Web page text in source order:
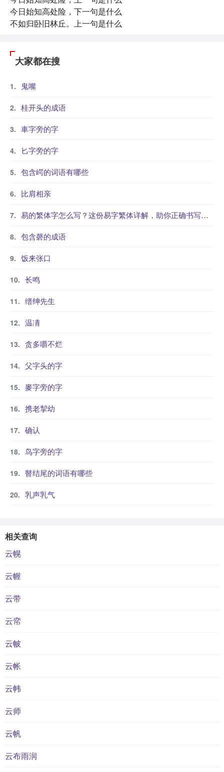
今日始知高处险，下一句是什么
不如归卧旧林丘。上一句是什么
大家都在搜
鬼嘴
桂开头的成语
車字旁的字
匕字旁的字
包含崿的词语有哪些
比肩相亲
易的繁体字怎么写？这份易字繁体详解，助你正确书写汉字_汉字繁体学习
包含磬的成语
饭来张口
长鸣
缙绅先生
温凊
贪多嚼不烂
父字头的字
麥字旁的字
携老挈幼
确认
鸟字旁的字
瞽结尾的词语有哪些
乳声乳气
相关查询
云幌
云幄
云带
云帟
云帔
云帐
云帏
云师
云帆
云布雨润